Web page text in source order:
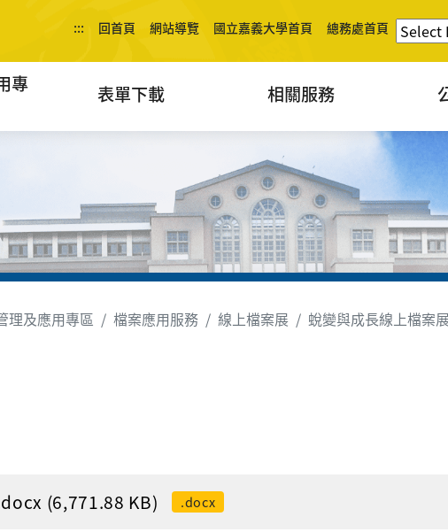
::: 回首頁 網站導覽 國立嘉義大學首頁 總務處首頁
專
表單下載 相關服務
理及應用專區 檔案應用服務 線上檔案展 蛻變與成長線上檔案展
(6,771.88 KB) .docx